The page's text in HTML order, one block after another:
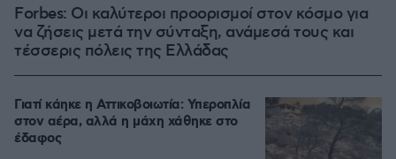
Forbes: Οι καλύτεροι προορισμοί στον κόσμο για
να ζήσεις μετά την σύνταξη, ανάμεσά τους και
τέσσερις πόλεις της Ελλάδας
Γιατί κάηκε η Αττικοβοιωτία: Υπεροπλία
στον αέρα, αλλά η μάχη χάθηκε στο
έδαφος